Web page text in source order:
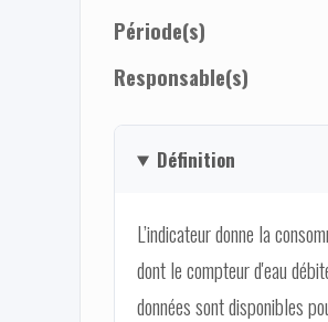
Période(s)
Responsable(s)
Définition
L’indicateur donne la
dont le compteur d'eau
données sont disponibles